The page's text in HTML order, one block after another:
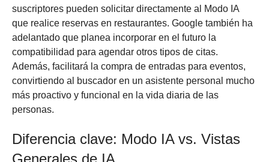
suscriptores pueden solicitar directamente al Modo IA
que realice reservas en restaurantes. Google también ha
adelantado que planea incorporar en el futuro la
compatibilidad para agendar otros tipos de citas.
Además, facilitará la compra de entradas para eventos,
convirtiendo al buscador en un asistente personal mucho
más proactivo y funcional en la vida diaria de las
personas.
Diferencia clave: Modo IA vs. Vistas
Generales de IA